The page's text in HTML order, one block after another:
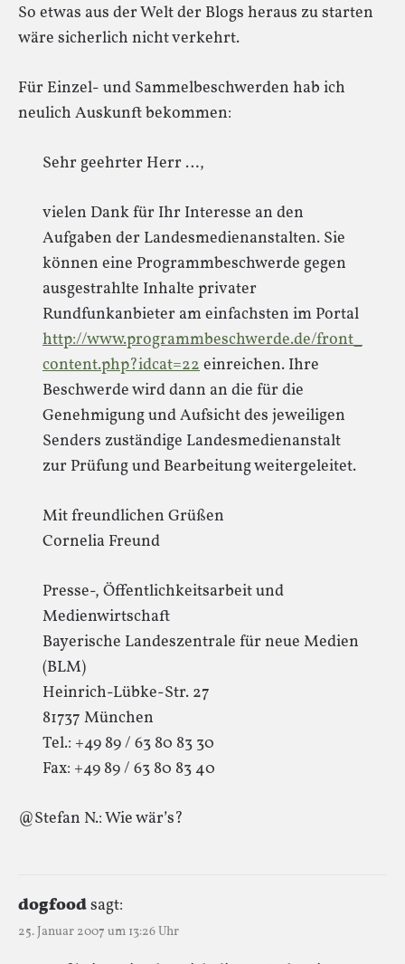
So etwas aus der Welt der Blogs heraus zu starten
wäre sicherlich nicht verkehrt.
Für Einzel- und Sammelbeschwerden hab ich
neulich Auskunft bekommen:
Sehr geehrter Herr …,
vielen Dank für Ihr Interesse an den
Aufgaben der Landesmedienanstalten. Sie
können eine Programmbeschwerde gegen
ausgestrahlte Inhalte privater
Rundfunkanbieter am einfachsten im Portal
http://www.programmbeschwerde.de/front_
content.php?idcat=22einreichen. Ihre
Beschwerde wird dann an die für die
Genehmigung und Aufsicht des jeweiligen
Senders zuständige Landesmedienanstalt
zur Prüfung und Bearbeitung weitergeleitet.
Mit freundlichen Grüßen
Cornelia Freund
Presse-, Öffentlichkeitsarbeit und
Medienwirtschaft
Bayerische Landeszentrale für neue Medien
(BLM)
Heinrich-Lübke-Str. 27
81737 München
Tel.: +49 89 / 63 80 83 30
Fax: +49 89 / 63 80 83 40
@Stefan N.: Wie wär’s?
dogfoodsagt:
25. Januar 2007 um 13:26 Uhr